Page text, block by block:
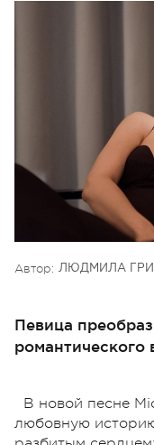
Автор: ЛЮДМИЛА
Певица
романтического
В новой песне
любовную